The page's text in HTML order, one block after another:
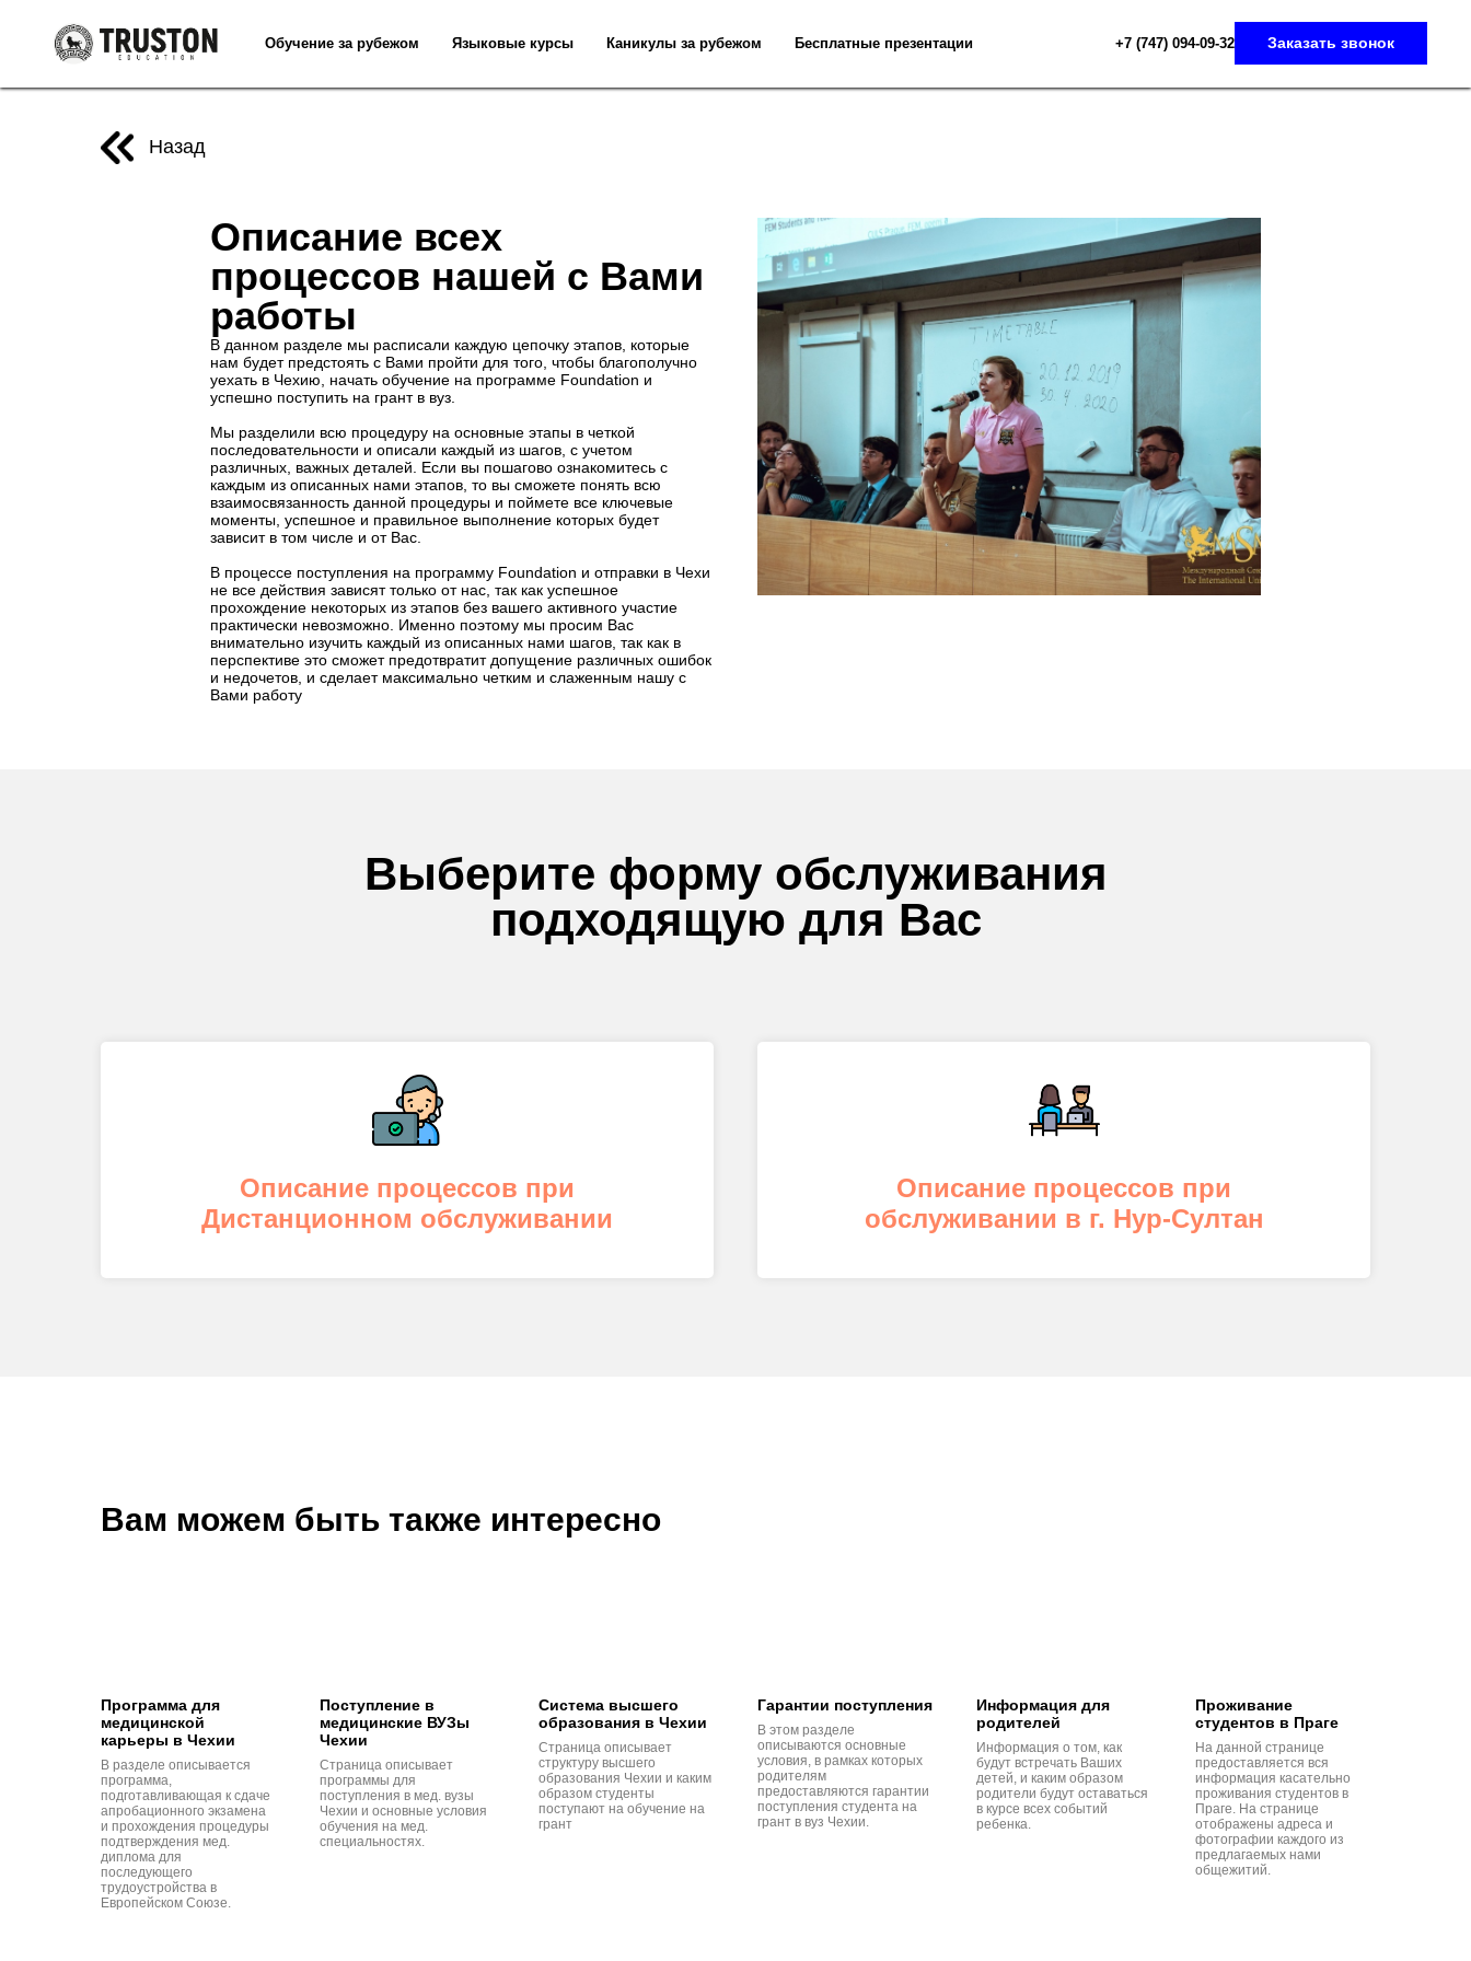
Обучение за рубежом Языковые курсы Каникулы за рубежом Бесплатные презентации +7 (747) 094-09-32 Заказать звонок
Назад
Описание всех
процессов нашей с Вами
работы
В данном разделе мы расписали каждую цепочку этапов, которые
нам будет предстоять с Вами пройти для того, чтобы благополучно
уехать в Чехию, начать обучение на программе Foundation и
успешно поступить на грант в вуз.
Мы разделили всю процедуру на основные этапы в четкой
последовательности и описали каждый из шагов, с учетом
различных, важных деталей. Если вы пошагово ознакомитесь с
каждым из описанных нами этапов, то вы сможете понять всю
взаимосвязанность данной процедуры и поймете все ключевые
моменты, успешное и правильное выполнение которых будет
зависит в том числе и от Вас.
В процессе поступления на программу Foundation и отправки в Чехи
не все действия зависят только от нас, так как успешное
прохождение некоторых из этапов без вашего активного участие
практически невозможно. Именно поэтому мы просим Вас
внимательно изучить каждый из описанных нами шагов, так как в
перспективе это сможет предотвратит допущение различных ошибок
и недочетов, и сделает максимально четким и слаженным нашу с
Вами работу
Выберите форму обслуживания
подходящую для Вас
Описание процессов при
Дистанционном обслуживании
Описание процессов при
обслуживании в г. Нур-Султан
Вам можем быть также интересно
Программа для
медицинской
карьеры в Чехии
В разделе описывается
программа,
подготавливающая к сдаче
апробационного экзамена
и прохождения процедуры
подтверждения мед.
диплома для
последующего
трудоустройства в
Европейском Союзе.
Поступление в
медицинские ВУЗы
Чехии
Страница описывает
программы для
поступления в мед. вузы
Чехии и основные условия
обучения на мед.
специальностях.
Система высшего
образования в Чехии
Страница описывает
структуру высшего
образования Чехии и каким
образом студенты
поступают на обучение на
грант
Гарантии поступления
В этом разделе
описываются основные
условия, в рамках которых
родителям
предоставляются гарантии
поступления студента на
грант в вуз Чехии.
Информация для
родителей
Информация о том, как
будут встречать Ваших
детей, и каким образом
родители будут оставаться
в курсе всех событий
ребенка.
Проживание
студентов в Праге
На данной странице
предоставляется вся
информация касательно
проживания студентов в
Праге. На странице
отображены адреса и
фотографии каждого из
предлагаемых нами
общежитий.